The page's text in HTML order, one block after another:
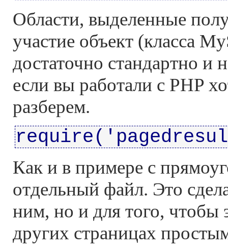
Области, выделенные
участие объект (класса
достаточно стандартно и
если вы работали с PHP
разберем.
Как и в примере с
отдельный файл. Это
ним, но и для того, чтобы
других страницах